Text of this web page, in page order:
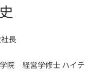
長
院 経営学修士 ハイテ